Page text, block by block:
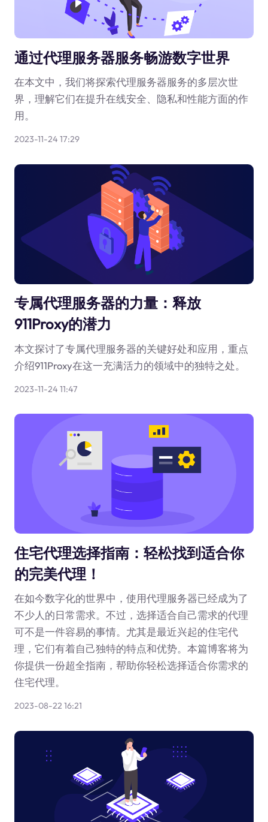
通过代理服务器服务畅游数字世界
在本文中，我们将探索代理服务器服务的多层次世
界，理解它们在提升在线安全、隐私和性能方面的作
用。
2023-11-24 17:29
专属代理服务器的力量：释放
911Proxy的潜力
本文探讨了专属代理服务器的关键好处和应用，重点
介绍911Proxy在这一充满活力的领域中的独特之处。
2023-11-24 11:47
住宅代理选择指南：轻松找到适合你
的完美代理！
在如今数字化的世界中，使用代理服务器已经成为了
不少人的日常需求。不过，选择适合自己需求的代理
可不是一件容易的事情。尤其是最近兴起的住宅代
理，它们有着自己独特的特点和优势。本篇博客将为
你提供一份超全指南，帮助你轻松选择适合你需求的
住宅代理。
2023-08-22 16:21